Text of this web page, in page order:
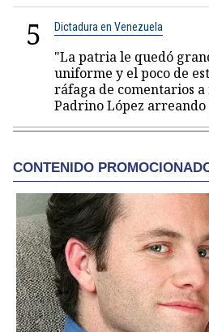
5 Dictadura en Venezuela
"La patria le quedó
uniforme y el poco de
ráfaga de comentarios a
Padrino López arreando